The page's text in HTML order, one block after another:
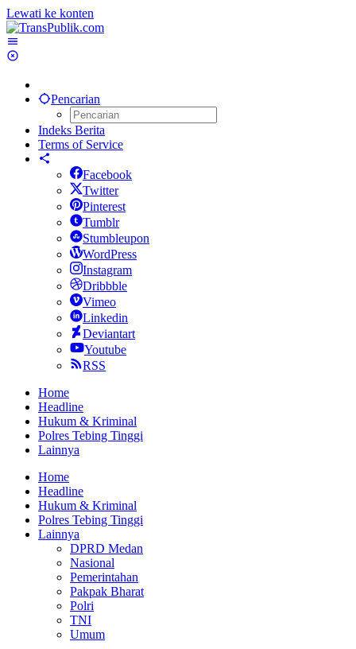
Lewati ke konten
Pencarian
Indeks Berita
Terms of Service
Facebook
Twitter
Pinterest
Tumblr
Stumbleupon
WordPress
Instagram
Dribbble
Vimeo
Linkedin
Deviantart
Youtube
RSS
Home
Headline
Hukum & Kriminal
Polres Tebing Tinggi
Lainnya
Home
Headline
Hukum & Kriminal
Polres Tebing Tinggi
Lainnya
DPRD Medan
Nasional
Pemerintahan
Pakpak Bharat
Polri
TNI
Umum